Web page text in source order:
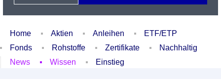
Home Aktien Anleihen
ETF/ETP
Fonds
Rohstoffe Zertifikate
Nachhaltig
News
Wissen Einstieg